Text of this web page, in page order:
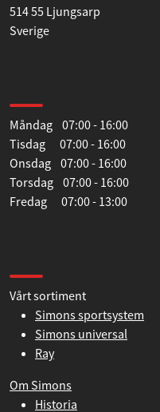
514 55 Ljungsarp
Sverige
Måndag 07:00 - 16:00
Tisdag 07:00 - 16:00
Onsdag 07:00 - 16:00
Torsdag 07:00 - 16:00
Fredag 07:00 - 13:00
Vårt sortiment
Simons sportsystem
Simons universal
Ray
Om Simons
Historia